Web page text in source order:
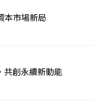
本市場新局
共創永續新動能